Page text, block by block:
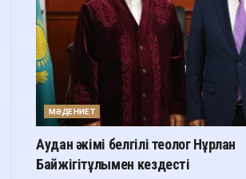
МӘДЕНИЕТ
Аудан әкімі белгілі теолог Нұрлан
Байжігітұлымен кездесті